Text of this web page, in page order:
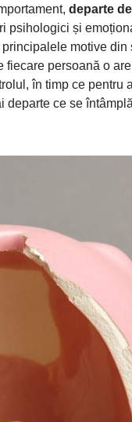
departe
psihologici și
motive din
persoană o
în timp ce pentru
departe ce se